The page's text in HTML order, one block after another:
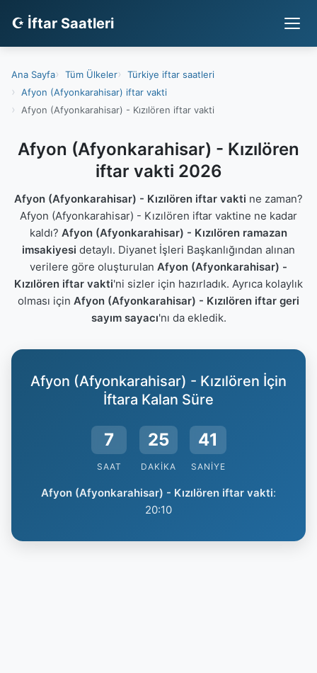
☪ İftar Saatleri
Ana Sayfa Tüm Ülkeler
Türkiye iftar saatleri
Afyon (Afyonkarahisar) iftar vakti
Afyon (Afyonkarahisar) - Kızılören iftar vakti
Afyon (Afyonkarahisar) - Kızılören
iftar vakti 2026
Afyon (Afyonkarahisar) - Kızılören iftar vakti ne zaman?
Afyon (Afyonkarahisar) - Kızılören iftar vaktine ne kadar
kaldı? Afyon (Afyonkarahisar) - Kızılören ramazan
imsakiyesi detaylı. Diyanet İşleri Başkanlığından alınan
verilere göre oluşturulan Afyon (Afyonkarahisar) -
Kızılören iftar vakti'ni sizler için hazırladık. Ayrıca kolaylık
olması için Afyon (Afyonkarahisar) - Kızılören iftar geri
sayım sayacı'nı da ekledik.
Afyon (Afyonkarahisar) - Kızılören İçin
İftara Kalan Süre
7
SAAT
25
DAKIKA
40
SANIYE
Afyon (Afyonkarahisar) - Kızılören iftar vakti:
20:10